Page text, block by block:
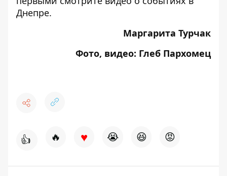
Днепре.
Маргарита Турчак
Фото, видео: Глеб Пархомец
👍 🔥 ♥ 😭 😆 😡